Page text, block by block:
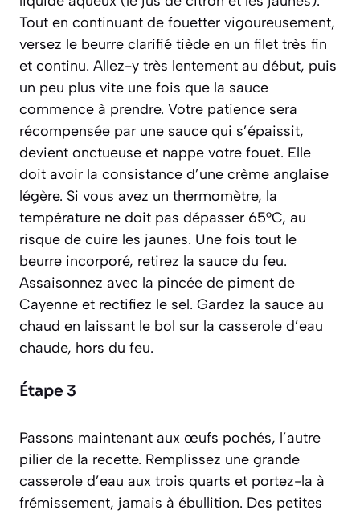
Tout en continuant de fouetter vigoureusement,
versez le beurre clarifié tiède en un filet très fin
et continu. Allez-y très lentement au début, puis
un peu plus vite une fois que la sauce
commence à prendre. Votre patience sera
récompensée par une sauce qui s’épaissit,
devient onctueuse et nappe votre fouet. Elle
doit avoir la consistance d’une crème anglaise
légère. Si vous avez un thermomètre, la
température ne doit pas dépasser 65°C, au
risque de cuire les jaunes. Une fois tout le
beurre incorporé, retirez la sauce du feu.
Assaisonnez avec la pincée de piment de
Cayenne et rectifiez le sel. Gardez la sauce au
chaud en laissant le bol sur la casserole d’eau
chaude, hors du feu.
Étape 3
Passons maintenant aux œufs pochés, l’autre
pilier de la recette. Remplissez une grande
casserole d’eau aux trois quarts et portez-la à
frémissement, jamais à ébullition. Des petites